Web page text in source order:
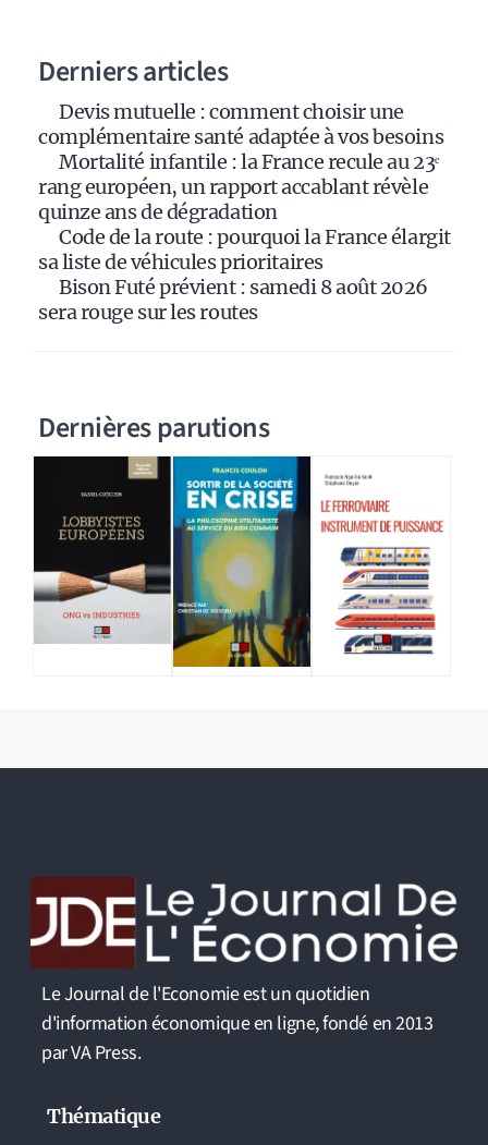
Derniers articles
Devis mutuelle : comment choisir une
complémentaire santé adaptée à vos besoins
Mortalité infantile : la France recule au 23ᵉ
rang européen, un rapport accablant révèle
quinze ans de dégradation
Code de la route : pourquoi la France élargit
sa liste de véhicules prioritaires
Bison Futé prévient : samedi 8 août 2026
sera rouge sur les routes
Dernières parutions
Le Journal de l'Economie est un quotidien
d'information économique en ligne, fondé en 2013
par VA Press.
Thématique